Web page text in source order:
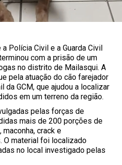
Polícia Civil e a Guarda Civil
com a prisão de um
no distrito de Mailasqui. A
pela atuação do cão farejador
da GCM, que ajudou a localizar
em um terreno da região.
pelas forças de
mais de 200 porções de
crack e
material foi localizado
no local investigado pelas